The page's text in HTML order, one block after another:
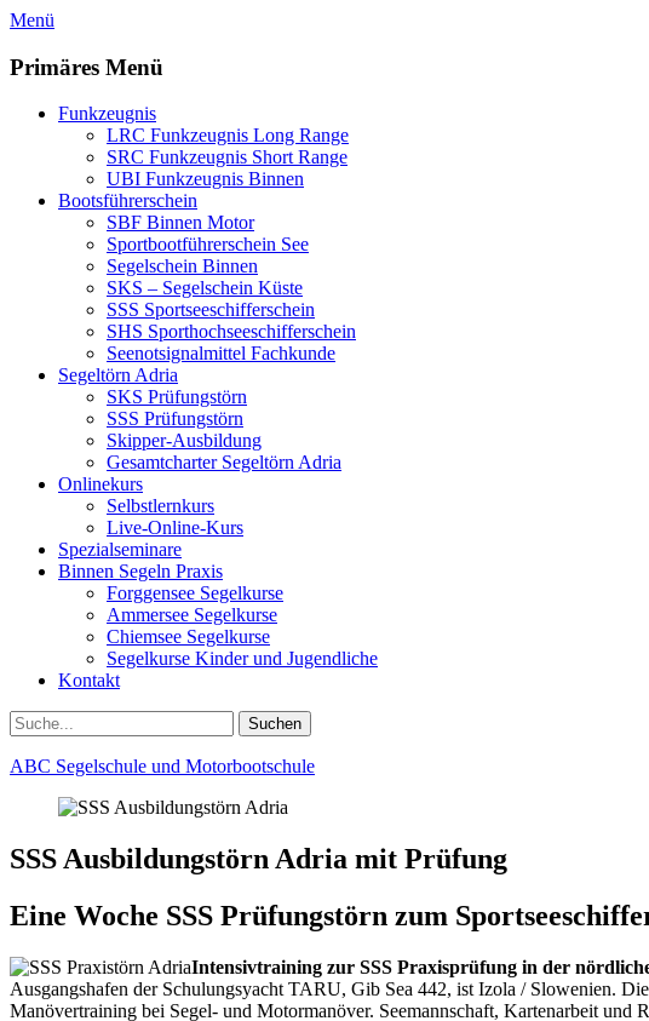
Zum
springen
Menü
Primäres Menü
Funkzeugnis
LRC Funkzeugnis Long Range
SRC Funkzeugnis Short Range
UBI Funkzeugnis Binnen
Bootsführerschein
SBF Binnen Motor
Sportbootführerschein See
Segelschein Binnen
SKS – Segelschein Küste
SSS Sportseeschifferschein
SHS Sporthochseeschifferschein
Seenotsignalmittel Fachkunde
Segeltörn Adria
SKS Prüfungstörn
SSS Prüfungstörn
Skipper-Ausbildung
Gesamtcharter Segeltörn Adria
Onlinekurs
Selbstlernkurs
Live-Online-Kurs
Spezialseminare
Binnen Segeln Praxis
Forggensee Segelkurse
Ammersee Segelkurse
Chiemsee Segelkurse
Segelkurse Kinder und Jugendliche
Kontakt
Suchen
Suchen
nach:
ABC Segelschule und Motorbootschule
SSS Ausbildungstörn Adria mit Prüfung
Eine Woche SSS Prüfungstörn zum
Intensivtraining zur SSS Praxisprüfung in der
Ausgangshafen der Schulungsyacht TARU, Gib Sea 442, ist Izola / Slowenien.
Manövertraining bei Segel- und Motormanöver. Seemannschaft, Kartenarbeit